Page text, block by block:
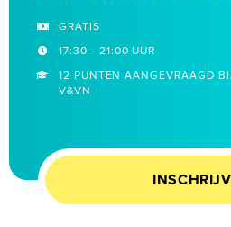
GRATIS
17:30 - 21:00 UUR
12 PUNTEN AANGEVRAAGD
V&VN